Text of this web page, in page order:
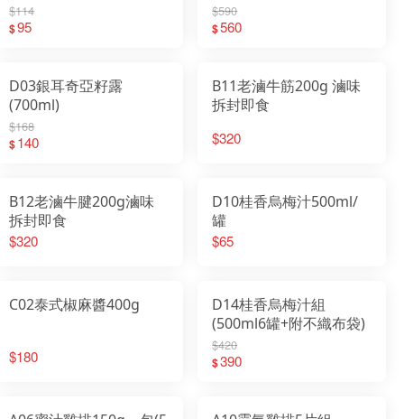
$114
$95
$590
$560
D03銀耳奇亞籽露
(700ml)
$168
$140
B11老滷牛筋200g 滷味
拆封即食
$320
B12老滷牛腱200g滷味
拆封即食
$320
D10桂香烏梅汁500ml/
罐
$65
C02泰式椒麻醬400g
$180
D14桂香烏梅汁組
(500ml6罐+附不織布袋)
$420
$390